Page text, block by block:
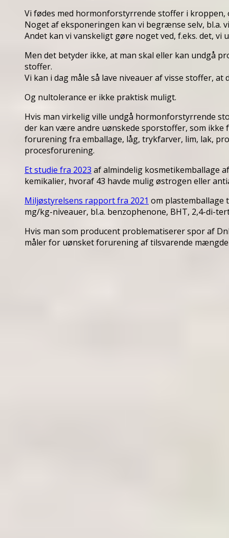
Vi fødes med hormonforstyrrende stoffer i
Noget af eksponeringen kan vi begrænse selv, bl.a.
Andet kan vi vanskeligt gøre noget ved, f.eks. det,
Men det betyder ikke, at man skal eller kan undgå
stoffer.
Vi kan i dag måle så lave niveauer af visse stoffer,
Og nultolerance er ikke praktisk muligt.
Hvis man virkelig ville undgå hormonforstyrrende
der kan være andre uønskede sporstoffer, som ikke
forurening fra emballage, låg, trykfarver, lim, lak,
procesforurening.
Et studie fra 2023 af almindelig kosmetikemballage
kemikalier, hvoraf 43 havde mulig østrogen eller
Miljøstyrelsens rapport fra 2021 om plastemballage
mg/kg-niveauer, bl.a. benzophenone, BHT, 2,4-di-
Hvis man som producent problematiserer spor af
måler for uønsket forurening af tilsvarende